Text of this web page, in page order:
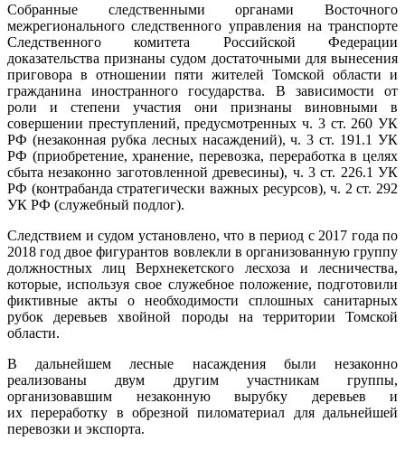
Собранные следственными органами Восточного
межрегионального следственного управления на транспорте
Следственного комитета Российской Федерации
доказательства признаны судом достаточными для вынесения
приговора в отношении пяти жителей Томской области и
гражданина иностранного государства. В зависимости от
роли и степени участия они признаны виновными в
совершении преступлений, предусмотренных ч. 3 ст. 260 УК
РФ (незаконная рубка лесных насаждений), ч. 3 ст. 191.1 УК
РФ (приобретение, хранение, перевозка, переработка в целях
сбыта незаконно заготовленной древесины), ч. 3 ст. 226.1 УК
РФ (контрабанда стратегически важных ресурсов), ч. 2 ст. 292
УК РФ (служебный подлог).
Следствием и судом установлено, что в период с 2017 года по
2018 год двое фигурантов вовлекли в организованную группу
должностных лиц Верхнекетского лесхоза и лесничества,
которые, используя свое служебное положение, подготовили
фиктивные акты о необходимости сплошных санитарных
рубок деревьев хвойной породы на территории Томской
области.
В дальнейшем лесные насаждения были незаконно
реализованы двум другим участникам группы,
организовавшим незаконную вырубку деревьев и
их переработку в обрезной пиломатериал для дальнейшей
перевозки и экспорта.